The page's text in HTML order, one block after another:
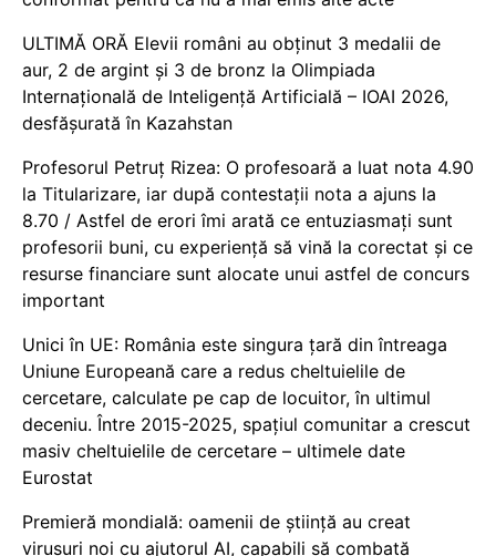
ULTIMĂ ORĂ Elevii români au obținut 3 medalii de
aur, 2 de argint și 3 de bronz la Olimpiada
Internațională de Inteligență Artificială – IOAI 2026,
desfășurată în Kazahstan
Profesorul Petruț Rizea: O profesoară a luat nota 4.90
la Titularizare, iar după contestații nota a ajuns la
8.70 / Astfel de erori îmi arată ce entuziasmați sunt
profesorii buni, cu experiență să vină la corectat și ce
resurse financiare sunt alocate unui astfel de concurs
important
Unici în UE: România este singura țară din întreaga
Uniune Europeană care a redus cheltuielile de
cercetare, calculate pe cap de locuitor, în ultimul
deceniu. Între 2015-2025, spațiul comunitar a crescut
masiv cheltuielile de cercetare – ultimele date
Eurostat
Premieră mondială: oamenii de știință au creat
virusuri noi cu ajutorul AI, capabili să combată